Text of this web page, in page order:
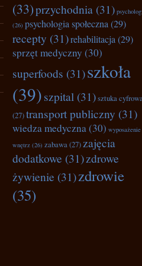
(33)przychodnia (31)
(26) psychologia społeczna(29)
recepty (31)rehabilitacja(29)
sprzęt medyczny (30)
superfoods (31)szkoła
(39)szpital (31)sztuka
(27)transport publiczny (31)
wiedza medyczna(30) wyposażenie
wnętrz (26) zabawa(27) zajęcia
dodatkowe (31)zdrowe
żywienie (31)zdrowie
(35)